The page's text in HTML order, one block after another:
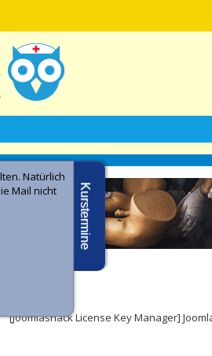
[Joomlashack License Key Manager]
Kurstermine
Natürlich
Mail nicht